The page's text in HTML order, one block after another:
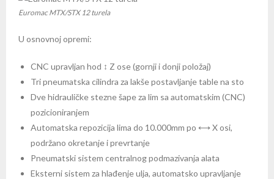
Euromac MTX/STX 12 turela
U osnovnoj opremi:
CNC upravljan hod ↕ Z ose (gornji i donji položaj)
Tri pneumatska cilindra za lakše postavljanje table na sto
Dve hidrauličke stezne šape za lim sa automatskim (CNC)
pozicioniranjem
Automatska repozicija lima do 10.000mm po ⟷ X osi,
podržano okretanje i prevrtanje
Pneumatski sistem centralnog podmazivanja alata
Eksterni sistem za hlađenje ulja, automatsko upravljanje